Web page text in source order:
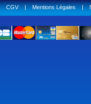
CGV|Mentions Légales|